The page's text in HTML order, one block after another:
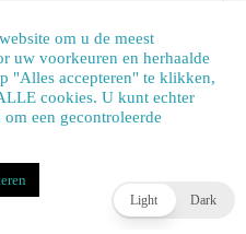
om u de meest
uw voorkeuren en herhaalde
"Alles accepteren" te klikken,
cookies. U kunt echter
een ​​gecontroleerde
Light Dark
our use of cookies: